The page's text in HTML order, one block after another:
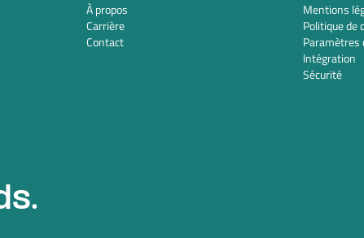
À propos
Carrière
Contact
Mentions
Politique de
Paramètres
Intégration
Sécurité